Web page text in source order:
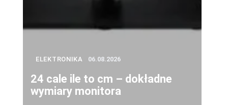
ELEKTRONIKA 06.08.2026
24 cale ile to cm – dokładne
wymiary monitora